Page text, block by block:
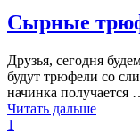
Сырные
Друзья, сегодня
будут трюфели со
начинка получается
Читать дальше
1